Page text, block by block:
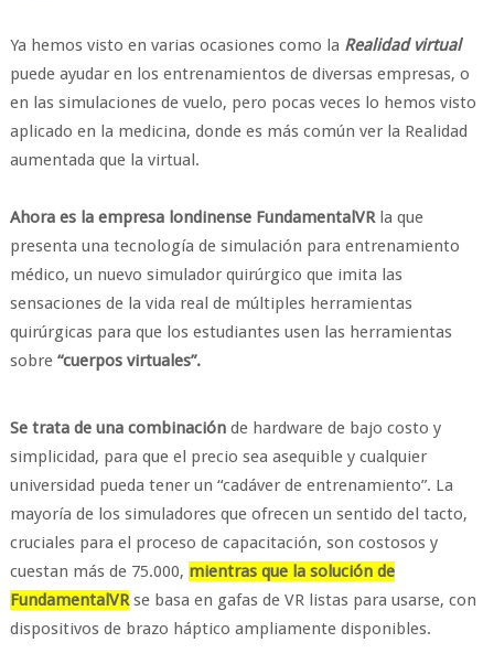
Ya hemos visto en varias ocasiones como la Realidad virtual
puede ayudar en los entrenamientos de diversas empresas, o
en las simulaciones de vuelo, pero pocas veces lo hemos visto
aplicado en la medicina, donde es más común ver la Realidad
aumentada que la virtual.
Ahora es la empresa londinense FundamentalVRla que
presenta una tecnología de simulación para entrenamiento
médico, un nuevo simulador quirúrgico que imita las
sensaciones de la vida real de múltiples herramientas
quirúrgicas para que los estudiantes usen las herramientas
sobre “cuerpos virtuales”.
Se trata de una combinación de hardware de bajo costo y
simplicidad, para que el precio sea asequible y cualquier
universidad pueda tener un “cadáver de entrenamiento”. La
mayoría de los simuladores que ofrecen un sentido del tacto,
cruciales para el proceso de capacitación, son costosos y
cuestan más de 75.000, mientras que la solución de
FundamentalVRse basa en gafas de VR listas para usarse, con
dispositivos de brazo háptico ampliamente disponibles.